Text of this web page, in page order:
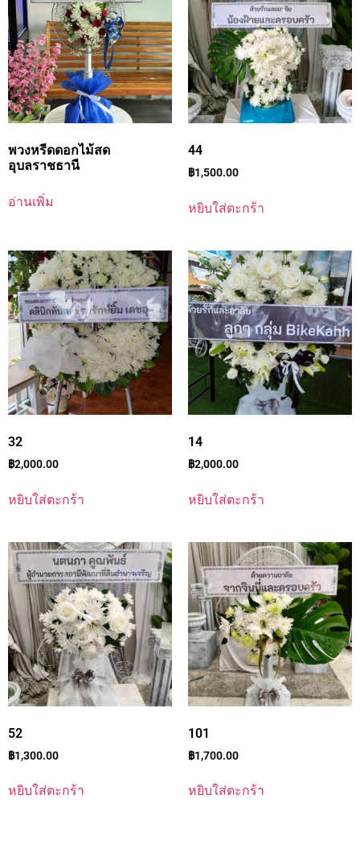
พวงหรีดดอกไม้สด
อุบลราชธานี
อ่านเพิ่ม
44
฿1,500.00
หยิบใส่ตะกร้า
32
฿2,000.00
หยิบใส่ตะกร้า
14
฿2,000.00
หยิบใส่ตะกร้า
52
฿1,300.00
หยิบใส่ตะกร้า
101
฿1,700.00
หยิบใส่ตะกร้า